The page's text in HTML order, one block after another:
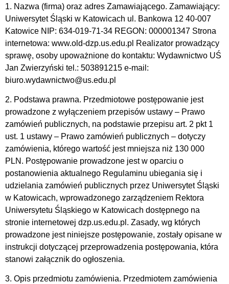
1. Nazwa (firma) oraz adres Zamawiającego. Zamawiający:
Uniwersytet Śląski w Katowicach ul. Bankowa 12 40-007
Katowice NIP: 634-019-71-34 REGON: 000001347 Strona
internetowa: www.old-dzp.us.edu.pl Realizator prowadzący
sprawę, osoby upoważnione do kontaktu: Wydawnictwo UŚ
Jan Zwierzyński tel.: 503891215 e-mail:
biuro.wydawnictwo@us.edu.pl
2. Podstawa prawna. Przedmiotowe postępowanie jest
prowadzone z wyłączeniem przepisów ustawy – Prawo
zamówień publicznych, na podstawie przepisu art. 2 pkt 1
ust. 1 ustawy – Prawo zamówień publicznych – dotyczy
zamówienia, którego wartość jest mniejsza niż 130 000
PLN. Postępowanie prowadzone jest w oparciu o
postanowienia aktualnego Regulaminu ubiegania się i
udzielania zamówień publicznych przez Uniwersytet Śląski
w Katowicach, wprowadzonego zarządzeniem Rektora
Uniwersytetu Śląskiego w Katowicach dostępnego na
stronie internetowej dzp.us.edu.pl. Zasady, wg których
prowadzone jest niniejsze postępowanie, zostały opisane w
instrukcji dotyczącej przeprowadzenia postępowania, która
stanowi załącznik do ogłoszenia.
3. Opis przedmiotu zamówienia. Przedmiotem zamówienia